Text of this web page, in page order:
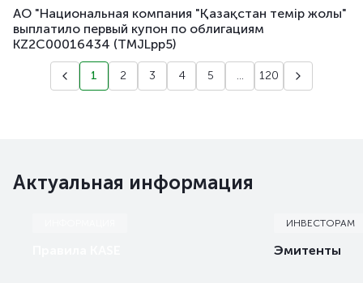
АО "Национальная компания "Қазақстан темір жолы"
выплатило первый купон по облигациям
KZ2C00016434 (TMJLpp5)
1 2 3 4 5 ... 120
Актуальная информация
ИНВЕСТОРАМ
Эмитенты